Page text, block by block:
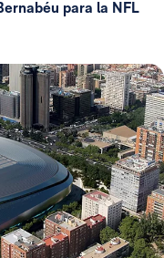
para la NFL